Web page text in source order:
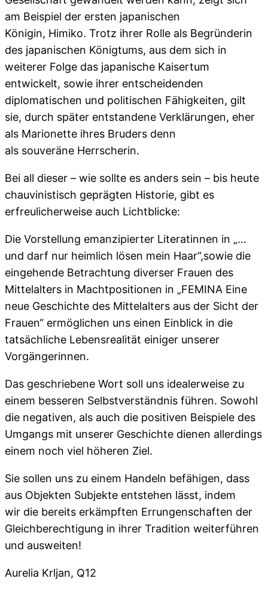
am Beispiel der ersten japanischen
Königin, Himiko. Trotz ihrer Rolle als Begründerin
des japanischen Königtums, aus dem sich in
weiterer Folge das japanische Kaisertum
entwickelt, sowie ihrer entscheidenden
diplomatischen und politischen Fähigkeiten, gilt
sie, durch später entstandene Verklärungen, eher
als Marionette ihres Bruders denn
als souveräne Herrscherin.
Bei all dieser – wie sollte es anders sein – bis heute
chauvinistisch geprägten Historie, gibt es
erfreulicherweise auch Lichtblicke:
Die Vorstellung emanzipierter Literatinnen in „…
und darf nur heimlich lösen mein Haar“,sowie die
eingehende Betrachtung diverser Frauen des
Mittelalters in Machtpositionen in „FEMINA Eine
neue Geschichte des Mittelalters aus der Sicht der
Frauen“ ermöglichen uns einen Einblick in die
tatsächliche Lebensrealität einiger unserer
Vorgängerinnen.
Das geschriebene Wort soll uns idealerweise zu
einem besseren Selbstverständnis führen. Sowohl
die negativen, als auch die positiven Beispiele des
Umgangs mit unserer Geschichte dienen allerdings
einem noch viel höheren Ziel.
Sie sollen uns zu einem Handeln befähigen, dass
aus Objekten Subjekte entstehen lässt, indem
wir die bereits erkämpften Errungenschaften der
Gleichberechtigung in ihrer Tradition weiterführen
und ausweiten!
Aurelia Krljan, Q12